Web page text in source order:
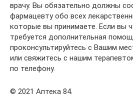
врачу. Вы обязательно должны
фармацевту обо всех
которые вы принимаете. Если вы
требуется дополнительная
проконсультируйтесь с Вашим
или свяжитесь с нашим
по телефону.
© 2021 Аптека 84.